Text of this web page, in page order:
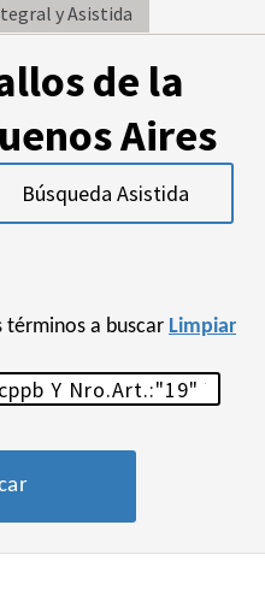
y Asistida
de la
Aires
Búsqueda Asistida
términos a buscar Limpiar